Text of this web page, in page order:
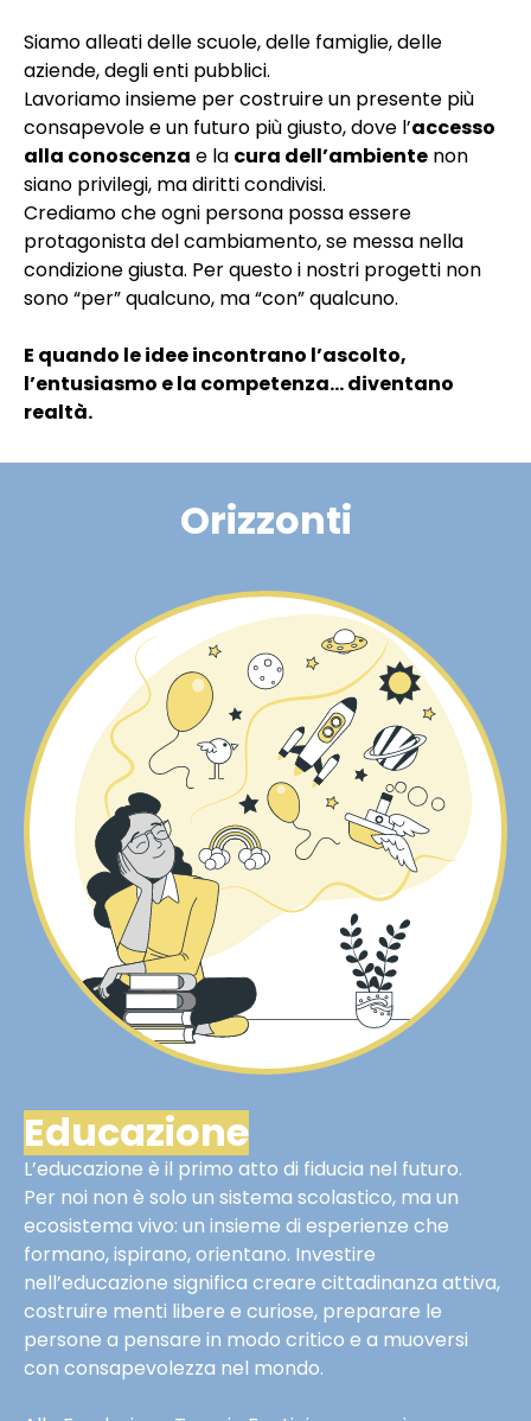
Siamo alleati delle scuole, delle famiglie, delle
aziende, degli enti pubblici.
Lavoriamo insieme per costruire un presente più
consapevole e un futuro più giusto, dove l’accesso
alla conoscenza e la cura dell’ambiente non
siano privilegi, ma diritti condivisi.
Crediamo che ogni persona possa essere
protagonista del cambiamento, se messa nella
condizione giusta. Per questo i nostri progetti non
sono “per” qualcuno, ma “con” qualcuno.
E quando le idee incontrano l’ascolto,
l’entusiasmo e la competenza… diventano
realtà.
Orizzonti
Educazione
L’educazione è il primo atto di fiducia nel futuro.
Per noi non è solo un sistema scolastico, ma un
ecosistema vivo: un insieme di esperienze che
formano, ispirano, orientano. Investire
nell’educazione significa creare cittadinanza attiva,
costruire menti libere e curiose, preparare le
persone a pensare in modo critico e a muoversi
con consapevolezza nel mondo.